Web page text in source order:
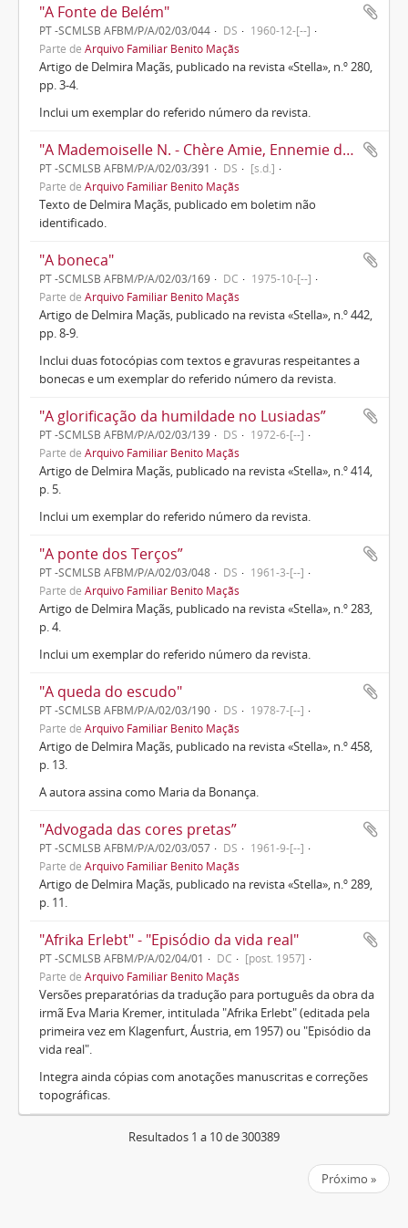
"A Fonte de Belém"
PT -SCMLSB AFBM/P/A/02/03/044 DS
1960-12-[--]
Parte de Arquivo Familiar Benito Maçãs
Artigo de Delmira Maçãs, publicado na revista «Stella», n.º 280,
pp. 3-4.
Inclui um exemplar do referido número da revista.
"A Mademoiselle N. - Chère Amie, Ennemie des gens à jeux de cartes"
PT -SCMLSB AFBM/P/A/02/03/391 DS
[s.d.]
Parte de Arquivo Familiar Benito Maçãs
Texto de Delmira Maçãs, publicado em boletim não
identificado.
"A boneca"
PT -SCMLSB AFBM/P/A/02/03/169 DC
1975-10-[--]
Parte de Arquivo Familiar Benito Maçãs
Artigo de Delmira Maçãs, publicado na revista «Stella», n.º 442,
pp. 8-9.
Inclui duas fotocópias com textos e gravuras respeitantes a
bonecas e um exemplar do referido número da revista.
"A glorificação da humildade no Lusiadas”
PT -SCMLSB AFBM/P/A/02/03/139 DS
1972-6-[--]
Parte de Arquivo Familiar Benito Maçãs
Artigo de Delmira Maçãs, publicado na revista «Stella», n.º 414,
p. 5.
Inclui um exemplar do referido número da revista.
"A ponte dos Terços”
PT -SCMLSB AFBM/P/A/02/03/048 DS
1961-3-[--]
Parte de Arquivo Familiar Benito Maçãs
Artigo de Delmira Maçãs, publicado na revista «Stella», n.º 283,
p. 4.
Inclui um exemplar do referido número da revista.
"A queda do escudo"
PT -SCMLSB AFBM/P/A/02/03/190 DS
1978-7-[--]
Parte de Arquivo Familiar Benito Maçãs
Artigo de Delmira Maçãs, publicado na revista «Stella», n.º 458,
p. 13.
A autora assina como Maria da Bonança.
"Advogada das cores pretas”
PT -SCMLSB AFBM/P/A/02/03/057 DS
1961-9-[--]
Parte de Arquivo Familiar Benito Maçãs
Artigo de Delmira Maçãs, publicado na revista «Stella», n.º 289,
p. 11.
"Afrika Erlebt" - "Episódio da vida real"
PT -SCMLSB AFBM/P/A/02/04/01 DC
[post. 1957]
Parte de Arquivo Familiar Benito Maçãs
Versões preparatórias da tradução para português da obra da
irmã Eva Maria Kremer, intitulada "Afrika Erlebt" (editada pela
primeira vez em Klagenfurt, Áustria, em 1957) ou "Episódio da
vida real".
Integra ainda cópias com anotações manuscritas e correções
topográficas.
Resultados 1 a 10 de 300389
Próximo »